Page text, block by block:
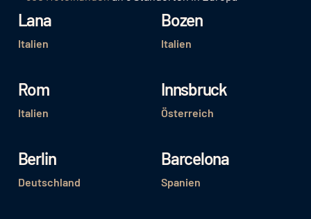
Lana
Italien
Bozen
Italien
Rom
Italien
Innsbruck
Österreich
Berlin
Deutschland
Barcelona
Spanien